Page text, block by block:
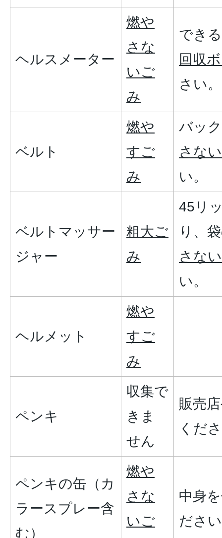
ヘルスメーター
燃や
さな
いご
み
でき
回収
さい。
ベルト
燃や
すご
み
バッ
さな
い。
ベルトマッサー
ジャー
粗大ご
み
45リ
り、
さな
い。
ヘルメット
燃や
すご
み
ペンキ
収集で
きま
せん
販売
くだ
ペンキの缶（カ
ラースプレー含
む）
燃や
さな
いご
中身
ださ